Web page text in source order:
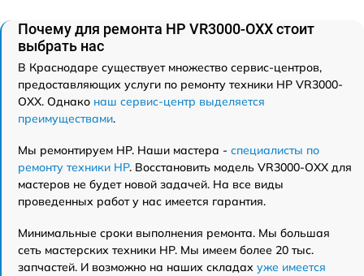
Почему для ремонта HP VR3000-OXX стоит
выбрать нас
В Краснодаре существует множество сервис-центров,
предоставляющих услуги по ремонту техники HP VR3000-
OXX. Однако наш сервис-центр выделяется
преимуществами.
Мы ремонтируем HP. Наши мастера - специалисты по
ремонту техники HP. Восстановить модель VR3000-OXX для
мастеров не будет новой задачей. На все виды
проведенных работ у нас имеется гарантия.
Минимальные сроки выполнения ремонта. Мы большая
сеть мастерских техники HP. Мы имеем более 20 тыс.
запчастей. И возможно на наших складах уже имеется